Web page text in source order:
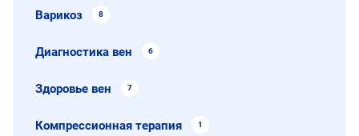
Варикоз 8
Диагностика вен 6
Здоровье вен 7
Компрессионная терапия 1